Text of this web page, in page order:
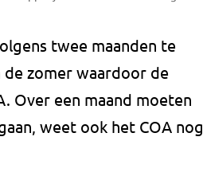
twee maanden te
zomer waardoor de
Over een maand moeten
weet ook het COA nog